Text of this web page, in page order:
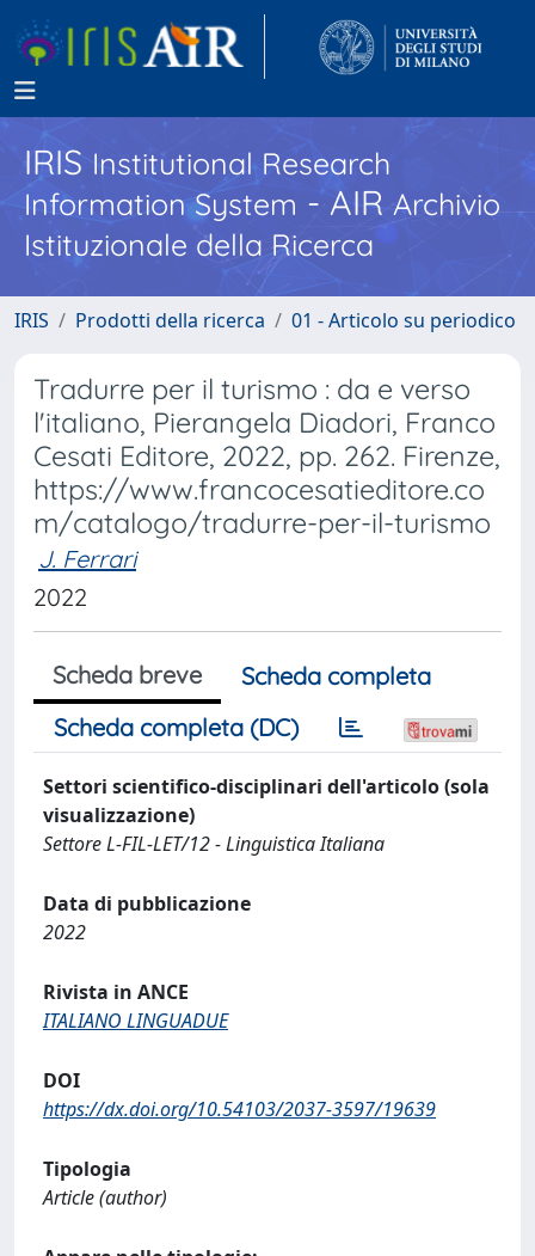
IRISInstitutional Research
Information System - AIR Archivio
Istituzionale della Ricerca
IRIS Prodotti della ricerca 01 - Articolo su periodico
Tradurre per il turismo : da e verso
l'italiano, Pierangela Diadori, Franco
Cesati Editore, 2022, pp. 262. Firenze,
https://www.francocesatieditore.co
m/catalogo/tradurre-per-il-turismo
J. Ferrari
2022
Scheda breve
Scheda completa
Scheda completa (DC)
Settori scientifico-disciplinari dell'articolo (sola
visualizzazione)
Settore L-FIL-LET/12 - Linguistica Italiana
Data di pubblicazione
2022
Rivista in ANCE
ITALIANO LINGUADUE
DOI
https://dx.doi.org/10.54103/2037-3597/19639
Tipologia
Article (author)